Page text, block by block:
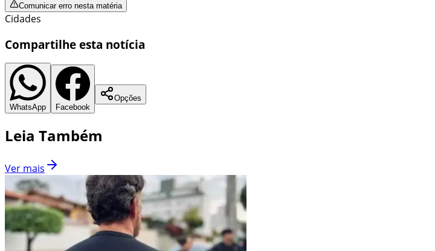
Comunicar erro nesta matéria
Cidades
Compartilhe esta notícia
WhatsApp Facebook
Opções
Leia Também
Ver mais